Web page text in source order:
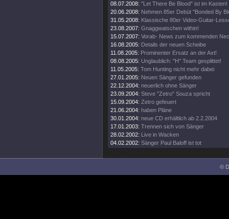
08.07.2008: "Let There Be Blood" ist im Kasten!
20.06.2008: Nehmen 85er Debüt "Bonded By
31.05.2008: Klassische 80er Video-Guitar-
23.08.2007: Gnaggwatschen within!
15.07.2007: Vorab- News zum kommenden
16.08.2005: Details der neuen Scheibe
11.08.2005: Prominenter Ersatz an der Axt!
08.08.2005: Unglaublich: "H" Team gesplittet!
11.05.2005: Tom Hunting nicht mehr dabei
27.01.2005: Neuen Sänger gefunden
22.12.2004: neuerlich ohne Sänger
23.09.2004: Steve "Zetro" Souza spricht
15.09.2004: Zetro gefeuert
21.06.2004: haben Pläne
30.01.2004: neue CD erhältlich ab 2.2.2004
17.01.2003: Trennen sich von Sänger
28.02.2002: Live in Wacken
04.02.2002: Sänger Paul Baloff ist tot
©